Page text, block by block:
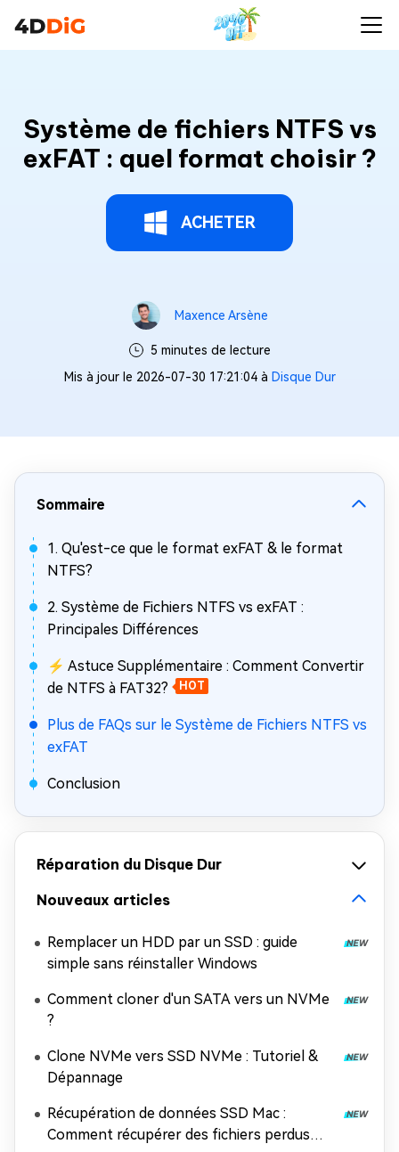
Système de fichiers NTFS vs
exFAT : quel format choisir ?
ACHETER
Maxence Arsène
5 minutes de lecture
Mis à jour le 2026-07-30 17:21:04 à Disque Dur
Sommaire
1. Qu'est-ce que le format exFAT & le format
NTFS?
2. Système de Fichiers NTFS vs exFAT :
Principales Différences
⚡ Astuce Supplémentaire : Comment Convertir
de NTFS à FAT32?
HOT
Plus de FAQs sur le Système de Fichiers NTFS vs
exFAT
Conclusion
Réparation du Disque Dur
Nouveaux articles
Remplacer un HDD par un SSD : guide
simple sans réinstaller Windows
Comment cloner d'un SATA vers un NVMe
?
Clone NVMe vers SSD NVMe : Tutoriel &
Dépannage
Récupération de données SSD Mac :
Comment récupérer des fichiers perdus